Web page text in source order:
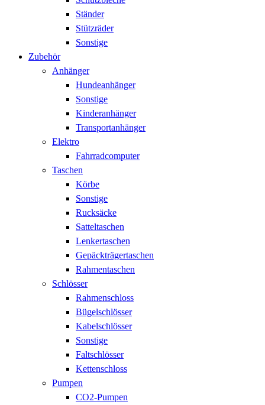
Ständer
Stützräder
Sonstige
Zubehör
Anhänger
Hundeanhänger
Sonstige
Kinderanhänger
Transportanhänger
Elektro
Fahrradcomputer
Taschen
Körbe
Sonstige
Rucksäcke
Satteltaschen
Lenkertaschen
Gepäckträgertaschen
Rahmentaschen
Schlösser
Rahmenschloss
Bügelschlösser
Kabelschlösser
Sonstige
Faltschlösser
Kettenschloss
Pumpen
CO2-Pumpen